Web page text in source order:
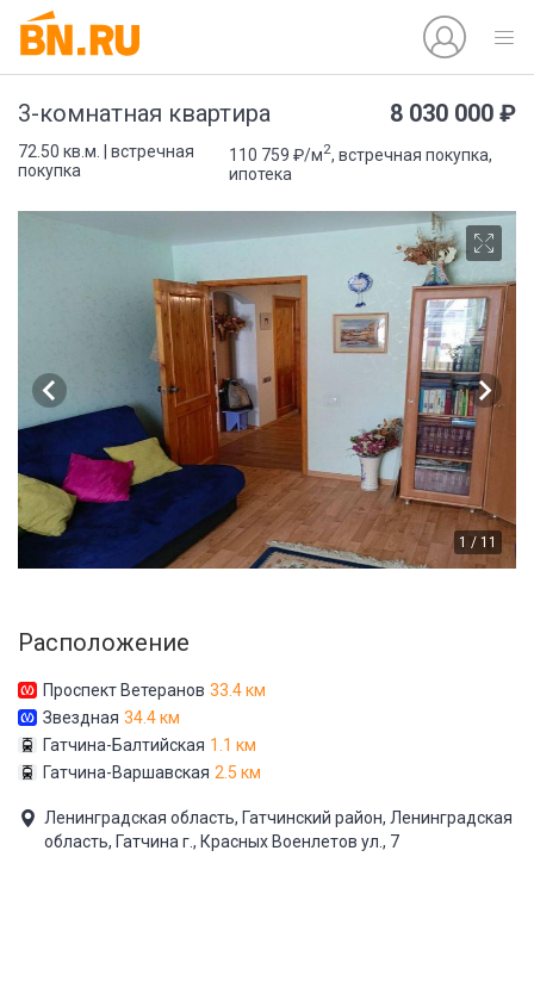
3-комнатная квартира 8 030 000 ₽
72.50 кв.м. | встречная
покупка
110 759 ₽/м2, встречная покупка,
ипотека
1 / 11
Расположение
Проспект Ветеранов 33.4 км
Звездная 34.4 км
Гатчина-Балтийская 1.1 км
Гатчина-Варшавская 2.5 км
Ленинградская область, Гатчинский район, Ленинградская
область, Гатчина г., Красных Военлетов ул., 7